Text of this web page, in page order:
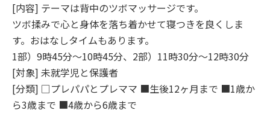
[内容] テーマは背中のツボマッサージです。
ツボ揉みで心と身体を落ち着かせて寝つきを良くしま
す。おはなしタイムもあります。
1部）9時45分～10時45分、2部）11時30分～12時30分
[対象] 未就学児と保護者
[分類] □プレパパとプレママ ■生後12ヶ月まで ■1歳か
ら3歳まで ■4歳から6歳まで